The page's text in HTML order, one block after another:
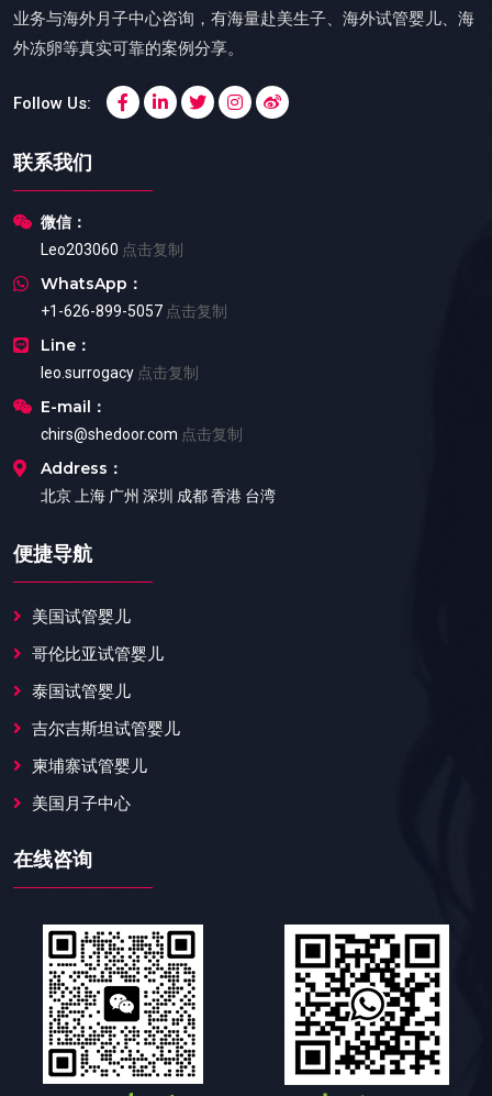
业务与海外月子中心咨询，有海量赴美生子、海外试管婴儿、海
外冻卵等真实可靠的案例分享。
Follow Us:
联系我们
微信：
Leo203060 点击复制
WhatsApp：
+1-626-899-5057 点击复制
Line：
leo.surrogacy 点击复制
E-mail：
chirs@shedoor.com 点击复制
Address：
北京 上海 广州 深圳 成都 香港 台湾
便捷导航
美国试管婴儿
哥伦比亚试管婴儿
泰国试管婴儿
吉尔吉斯坦试管婴儿
柬埔寨试管婴儿
美国月子中心
在线咨询